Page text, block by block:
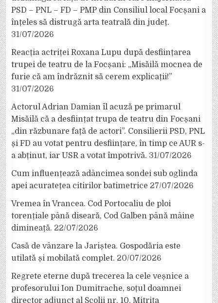
PSD – PNL – FD – PMP din Consiliul local Focșani a
înțeles să distrugă arta teatrală din județ.
31/07/2026
Reacția actriței Roxana Lupu după desființarea
trupei de teatru de la Focșani: „Misăilă mocnea de
furie că am îndrăznit să cerem explicații!”
31/07/2026
Actorul Adrian Damian îl acuză pe primarul
Misăilă că a desființat trupa de teatru din Focșani
„din răzbunare față de actori”. Consilierii PSD, PNL
și FD au votat pentru desființare, în timp ce AUR s-
a abținut, iar USR a votat împotrivă. 31/07/2026
Cum influențează adâncimea sondei sub oglinda
apei acuratețea citirilor batimetrice 27/07/2026
Vremea în Vrancea. Cod Portocaliu de ploi
torențiale până diseară, Cod Galben până mâine
dimineață. 22/07/2026
Casă de vânzare la Jariștea. Gospodăria este
utilată și mobilată complet. 20/07/2026
Regrete eterne după trecerea la cele veșnice a
profesorului Ion Dumitrache, soțul doamnei
director adjunct al Școlii nr. 10, Mitrița